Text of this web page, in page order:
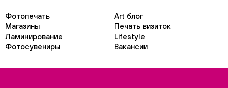
Фотопечать
Art блог
Магазины
Печать визиток
Ламинирование
Lifestyle
Фотосувениры
Вакансии